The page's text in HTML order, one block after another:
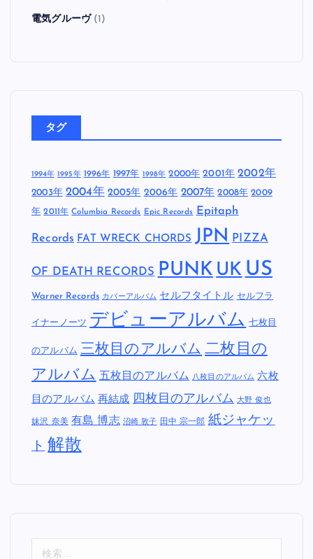
電気グルーヴ(1)
タグ
1994年 1995年 1996年 1997年 1998年 2000年 2001年 2002年
2003年 2004年 2005年 2006年 2007年 2008年 2009
年 2011年 Columbia Records Epic Records Epitaph
Records FAT WRECK CHORDS JPN PIZZA
OF DEATH RECORDS PUNK UK US
Warner Records カバーアルバム セルフタイトル セルフラ
イナーノーツ デビューアルバム 七枚目
のアルバム 三枚目のアルバム 二枚目の
アルバム 五枚目のアルバム 八枚目のアルバム 六枚
目のアルバム 再結成 四枚目のアルバム 大野 俊也
妹沢 奈美 有島 博志 沼崎 敦子 田中 宗一郎 紙ジャケッ
ト 解散